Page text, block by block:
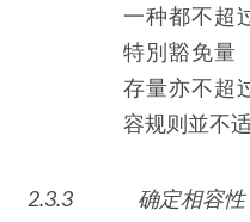
一种都不超
特別豁免量
存量亦不超
容规则並不适
2.3.3 确定相容性